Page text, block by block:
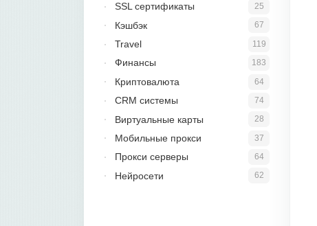
25
SSL сертификаты
67
Кэшбэк
119
Travel
183
Финансы
64
Криптовалюта
74
CRM системы
28
Виртуальные карты
37
Мобильные прокси
64
Прокси серверы
62
Нейросети